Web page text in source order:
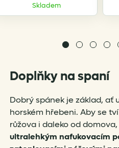
Skladem
Doplňky na spaní
Dobrý spánek je základ, ať
horském hřebeni. Aby se
růžova i daleko od
ultralehkým nafukovacím